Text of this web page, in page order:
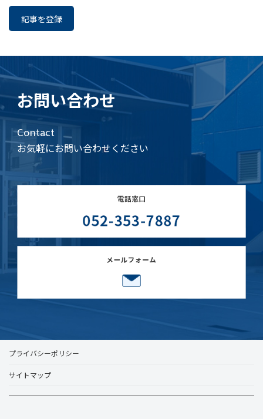
記事を登録
お問い合わせ
Contact
お気軽にお問い合わせください
プライバシーポリシー
サイトマップ